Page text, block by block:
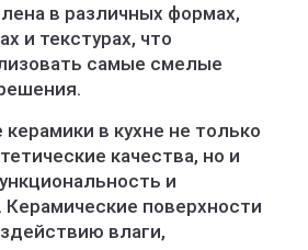
в различных формах,
и текстурах, что
самые смелые
в кухне не только
качества, но и
и
Керамические поверхности
влаги,